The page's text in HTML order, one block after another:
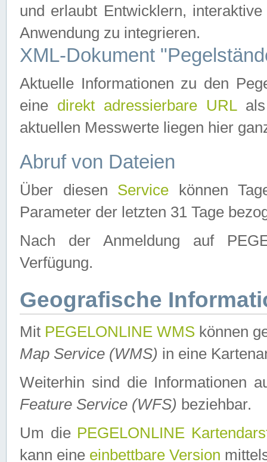
und erlaubt Entwicklern,
Anwendung zu integrieren.
XML-Dokument
Aktuelle Informationen zu den
eine direkt adressierbare URLals
aktuellen Messwerte liegen hier
Abruf von Dateien
Über diesen Service können
Parameter der letzten 31 Tage
Nach der Anmeldung auf
Verfügung.
Geografische
Mit PEGELONLINE WMS können
Map Service (WMS) in eine
Weiterhin sind die Informationen
Feature Service (WFS) beziehbar.
Um die PEGELONLINE
kann eine einbettbare Version